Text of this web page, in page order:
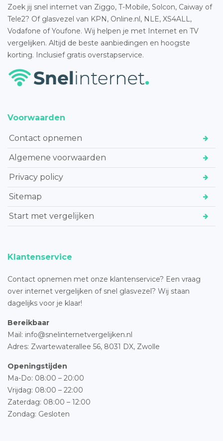
Zoek jij snel internet van Ziggo, T-Mobile, Solcon, Caiway of
Tele2? Of glasvezel van KPN, Online.nl, NLE, XS4ALL,
Vodafone of Youfone. Wij helpen je met Internet en TV
vergelijken. Altijd de beste aanbiedingen en hoogste
korting. Inclusief gratis overstapservice.
Voorwaarden
Contact opnemen
Algemene voorwaarden
Privacy policy
Sitemap
Start met vergelijken
Klantenservice
Contact opnemen met onze klantenservice? Een vraag
over internet vergelijken of snel glasvezel? Wij staan
dagelijks voor je klaar!
Bereikbaar
Mail: info@snelinternetvergelijken.nl
Adres: Zwartewaterallee 56, 8031 DX, Zwolle
Openingstijden
Ma-Do: 08:00 – 20:00
Vrijdag: 08:00 – 22:00
Zaterdag: 08:00 – 12:00
Zondag: Gesloten